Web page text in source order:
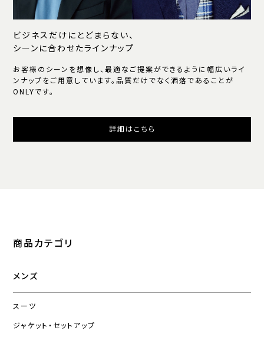
ビジネスだけにとどまらない、
シーンに合わせたラインナップ
お客様のシーンを想像し、最適なご提案ができるように幅広いライ
ンナップをご用意しています。品質だけでなく洒落であることが
ONLYです。
詳細はこちら
商品カテゴリ
メンズ
スーツ
ジャケット・セットアップ